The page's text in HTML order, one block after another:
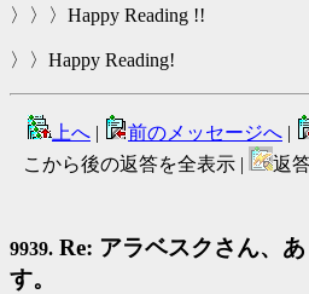
〉〉〉Happy Reading !!
〉〉Happy Reading!
上へ | 前のメッセージへ |
こから後の返答を全表示 |
返
9939. Re: アラベスクさん、
す。